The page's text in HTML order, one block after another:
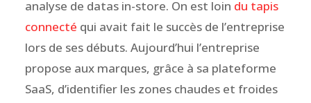
analyse de datas in-store. On est loin du tapis
connecté qui avait fait le succès de l’entreprise
lors de ses débuts. Aujourd’hui l’entreprise
propose aux marques, grâce à sa plateforme
SaaS, d’identifier les zones chaudes et froides